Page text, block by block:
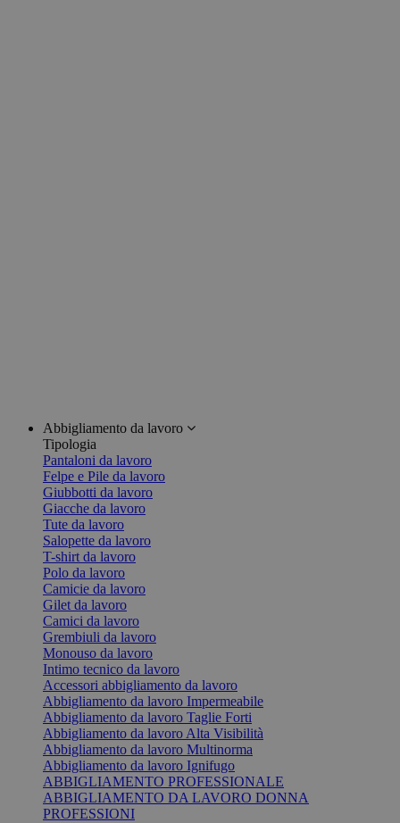
Abbigliamento da lavoro
Tipologia
Pantaloni da lavoro
Felpe e Pile da lavoro
Giubbotti da lavoro
Giacche da lavoro
Tute da lavoro
Salopette da lavoro
T-shirt da lavoro
Polo da lavoro
Camicie da lavoro
Gilet da lavoro
Camici da lavoro
Grembiuli da lavoro
Monouso da lavoro
Intimo tecnico da lavoro
Accessori abbigliamento da lavoro
Abbigliamento da lavoro Impermeabile
Abbigliamento da lavoro Taglie Forti
Abbigliamento da lavoro Alta Visibilità
Abbigliamento da lavoro Multinorma
Abbigliamento da lavoro Ignifugo
ABBIGLIAMENTO PROFESSIONALE
ABBIGLIAMENTO DA LAVORO DONNA
PROFESSIONI